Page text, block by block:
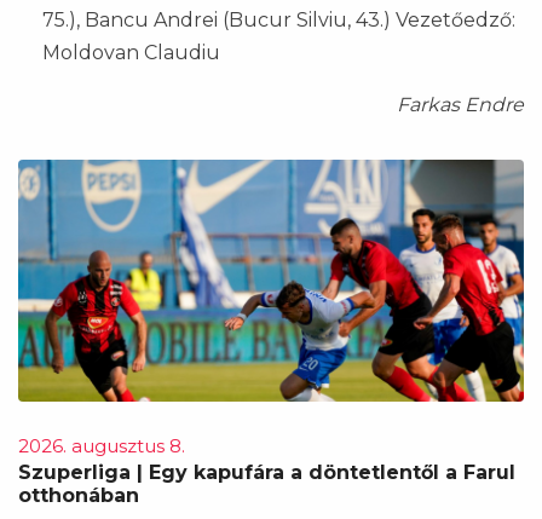
75.), Bancu Andrei (Bucur Silviu, 43.) Vezetőedző:
Moldovan Claudiu
Farkas Endre
2026. augusztus 8.
Szuperliga | Egy kapufára a döntetlentől a Farul
otthonában